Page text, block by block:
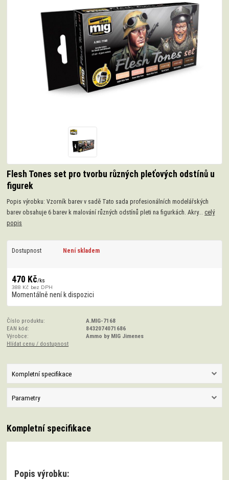
Flesh Tones set pro tvorbu různých pleťových odstínů u
figurek
Popis výrobku: Vzorník barev v sadě Tato sada profesionálních modelářských
barev obsahuje 6 barev k malování různých odstínů pleti na figurkách. Akry... celý
popis
Dostupnost Není skladem
470 Kč/ks
388 Kč bez DPH
Momentálně není k dispozici
Číslo produktu:
A.MIG-7168
EAN kód:
8432074071686
Výrobce:
Ammo by MIG Jimenes
Hlídat cenu / dostupnost
Kompletní specifikace
Parametry
Kompletní specifikace
Popis výrobku: